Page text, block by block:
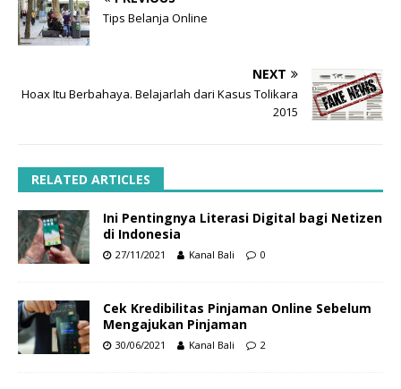
Tips Belanja Online
NEXT
Hoax Itu Berbahaya. Belajarlah dari Kasus Tolikara
2015
RELATED ARTICLES
Ini Pentingnya Literasi Digital bagi Netizen
di Indonesia
27/11/2021 Kanal Bali 0
Cek Kredibilitas Pinjaman Online Sebelum
Mengajukan Pinjaman
30/06/2021 Kanal Bali 2